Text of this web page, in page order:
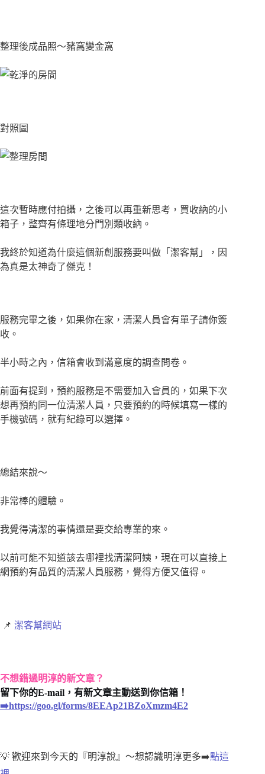
整理後成品照～豬窩變金窩
對照圖
這次暫時應付拍攝，之後可以再重新思考，買收納的小
箱子，整齊有條理地分門別類收納。
我終於知道為什麼這個新創服務要叫做「潔客幫」，因
為真是太神奇了傑克！
服務完畢之後，如果你在家，清潔人員會有單子請你簽
收。
半小時之內，信箱會收到滿意度的調查問卷。
前面有提到，預約服務是不需要加入會員的，如果下次
想再預約同一位清潔人員，只要預約的時候填寫一樣的
手機號碼，就有紀錄可以選擇。
總結來說～
非常棒的體驗。
我覺得清潔的事情還是要交給專業的來。
以前可能不知道該去哪裡找清潔阿姨，現在可以直接上
網預約有品質的清潔人員服務，覺得方便又值得。
📌 潔客幫網站
不想錯過明淳的新文章？
留下你的E-mail，有新文章主動送到你信箱！
➡️https://goo.gl/forms/8EEAp21BZoXmzm4E2
💡 歡迎來到今天的『明淳說』～想認識明淳更多➡️點這